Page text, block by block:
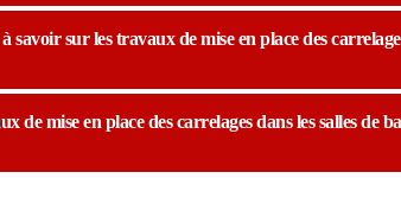
savoir sur les travaux de mise en place des
de mise en place des carrelages dans les salles de